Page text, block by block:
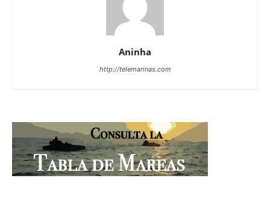
Aninha
http://telemarinas.com